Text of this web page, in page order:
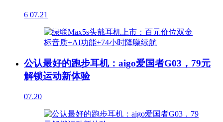
6 07.21
公认最好的跑步耳机：aigo爱国者G03，79元
解锁运动新体验
07.20